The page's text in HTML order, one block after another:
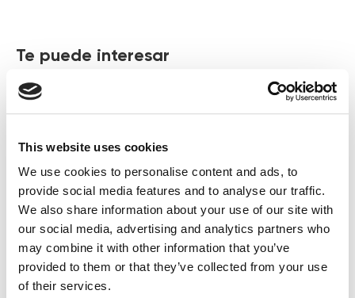
This website uses cookies
We use cookies to personalise content and ads, to
provide social media features and to analyse our traffic.
We also share information about your use of our site with
our social media, advertising and analytics partners who
may combine it with other information that you’ve
provided to them or that they’ve collected from your use
of their services.
Te puede interesar
Zemits SalicPure X